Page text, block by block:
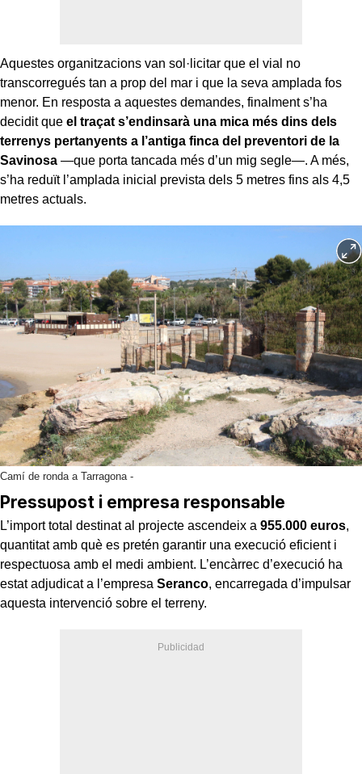
Aquestes organitzacions van sol·licitar que el vial no
transcorregués tan a prop del mar i que la seva amplada fos
menor. En resposta a aquestes demandes, finalment s’ha
decidit que el traçat s’endinsarà una mica més dins dels
terrenys pertanyents a l’antiga finca del preventori de la
Savinosa —que porta tancada més d’un mig segle—. A més,
s’ha reduït l’amplada inicial prevista dels 5 metres fins als 4,5
metres actuals.
Camí de ronda a Tarragona -
Pressupost i empresa responsable
L’import total destinat al projecte ascendeix a 955.000 euros,
quantitat amb què es pretén garantir una execució eficient i
respectuosa amb el medi ambient. L’encàrrec d’execució ha
estat adjudicat a l’empresa Seranco, encarregada d’impulsar
aquesta intervenció sobre el terreny.